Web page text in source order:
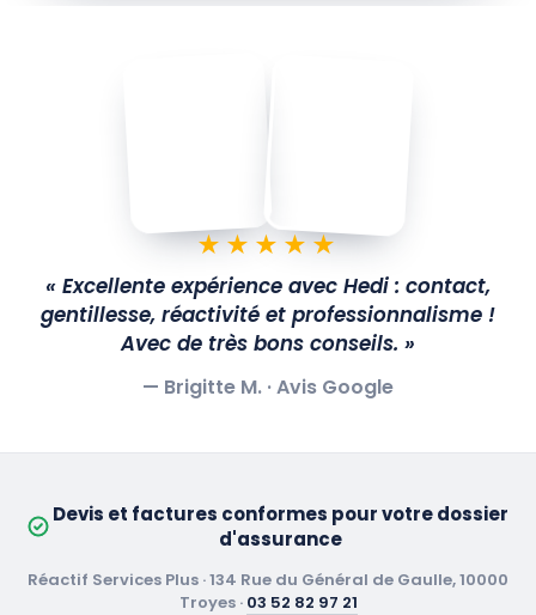
★★★★★
« Excellente expérience avec Hedi : contact,
gentillesse, réactivité et professionnalisme !
Avec de très bons conseils. »
— Brigitte M. ·Avis Google
Devis et factures conformes pour votre dossier
d'assurance
Réactif Services Plus · 134 Rue du Général de Gaulle, 10000
Troyes · 03 52 82 97 21